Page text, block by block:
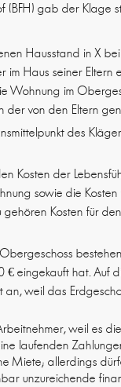
(BFH) gab der Klage
Hausstand in X
im Haus seiner
Wohnung im
der von den Eltern
des
Kosten der
sowie die
gehören Kosten für
eingekauft hat. Auf
an, weil das
weil es
laufenden
Miete; allerdings
unzureichende